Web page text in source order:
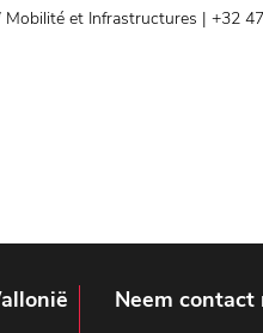
et Infrastructures | +32
Neem contact